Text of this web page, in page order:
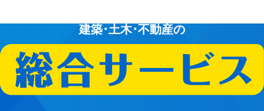
建築･土木･不動産の